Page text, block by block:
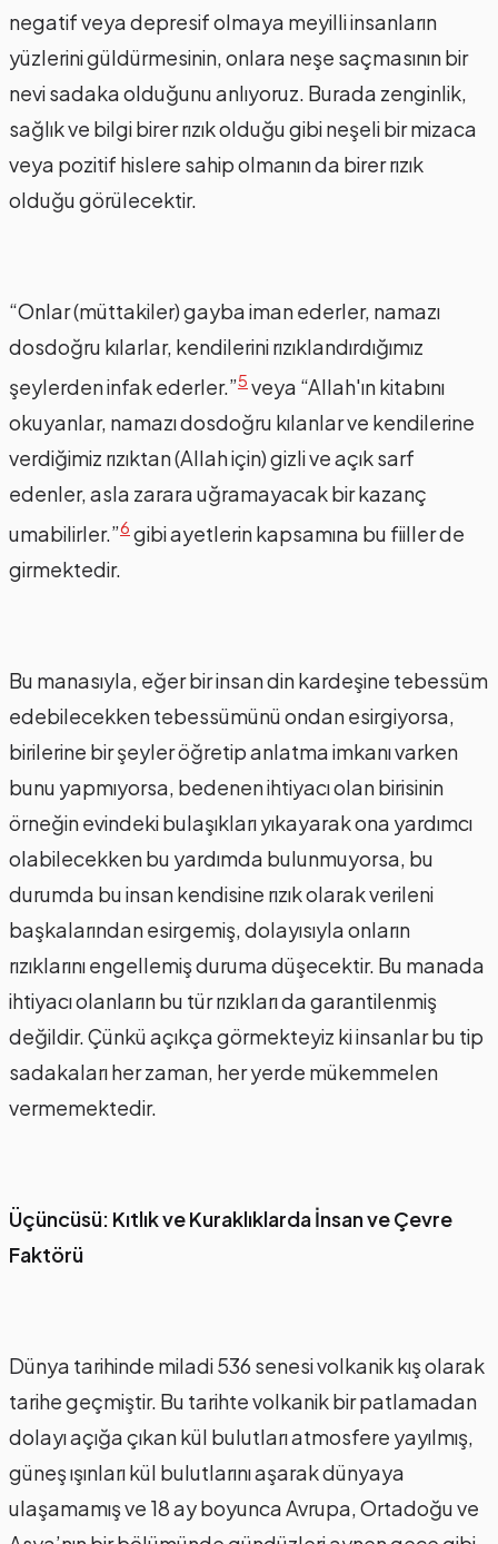
negatif veya depresif olmaya meyilli insanların
yüzlerini güldürmesinin, onlara neşe saçmasının bir
nevi sadaka olduğunu anlıyoruz. Burada zenginlik,
sağlık ve bilgi birer rızık olduğu gibi neşeli bir mizaca
veya pozitif hislere sahip olmanın da birer rızık
olduğu görülecektir.
“Onlar (müttakiler) gayba iman ederler, namazı
dosdoğru kılarlar, kendilerini rızıklandırdığımız
şeylerden infak ederler.”5 veya “Allah'ın kitabını
okuyanlar, namazı dosdoğru kılanlar ve kendilerine
verdiğimiz rızıktan (Allah için) gizli ve açık sarf
edenler, asla zarara uğramayacak bir kazanç
umabilirler.”6 gibi ayetlerin kapsamına bu fiiller de
girmektedir.
Bu manasıyla, eğer bir insan din kardeşine tebessüm
edebilecekken tebessümünü ondan esirgiyorsa,
birilerine bir şeyler öğretip anlatma imkanı varken
bunu yapmıyorsa, bedenen ihtiyacı olan birisinin
örneğin evindeki bulaşıkları yıkayarak ona yardımcı
olabilecekken bu yardımda bulunmuyorsa, bu
durumda bu insan kendisine rızık olarak verileni
başkalarından esirgemiş, dolayısıyla onların
rızıklarını engellemiş duruma düşecektir. Bu manada
ihtiyacı olanların bu tür rızıkları da garantilenmiş
değildir. Çünkü açıkça görmekteyiz ki insanlar bu tip
sadakaları her zaman, her yerde mükemmelen
vermemektedir.
Üçüncüsü: Kıtlık ve Kuraklıklarda İnsan ve Çevre
Faktörü
Dünya tarihinde miladi 536 senesi volkanik kış olarak
tarihe geçmiştir. Bu tarihte volkanik bir patlamadan
dolayı açığa çıkan kül bulutları atmosfere yayılmış,
güneş ışınları kül bulutlarını aşarak dünyaya
ulaşamamış ve 18 ay boyunca Avrupa, Ortadoğu ve